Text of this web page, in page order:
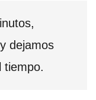
dejamos
tiempo.